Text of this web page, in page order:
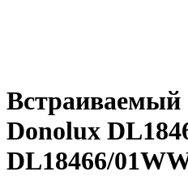
Встраиваемый
Donolux
DL18466/